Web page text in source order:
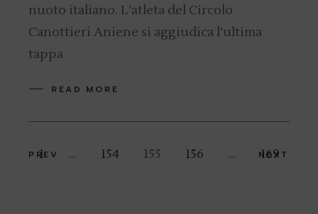
nuoto italiano. L’atleta del Circolo
Canottieri Aniene si aggiudica l’ultima
tappa
READ MORE
Posts
PREV
1 … 154 155 156 … 169
NEXT